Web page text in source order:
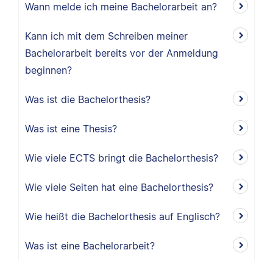
Wann melde ich meine Bachelorarbeit an?
Kann ich mit dem Schreiben meiner
Bachelorarbeit bereits vor der Anmeldung
beginnen?
Was ist die Bachelorthesis?
Was ist eine Thesis?
Wie viele ECTS bringt die Bachelorthesis?
Wie viele Seiten hat eine Bachelorthesis?
Wie heißt die Bachelorthesis auf Englisch?
Was ist eine Bachelorarbeit?